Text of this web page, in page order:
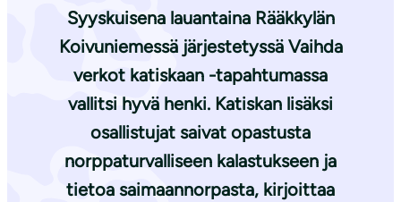
Syyskuisena lauantaina Rääkkylän
Koivuniemessä järjestetyssä Vaihda
verkot katiskaan -tapahtumassa
vallitsi hyvä henki. Katiskan lisäksi
osallistujat saivat opastusta
norppaturvalliseen kalastukseen ja
tietoa saimaannorpasta, kirjoittaa